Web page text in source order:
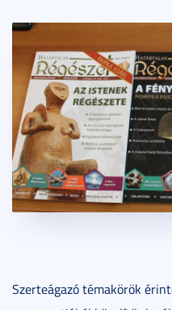
Szerteágazó témakörök